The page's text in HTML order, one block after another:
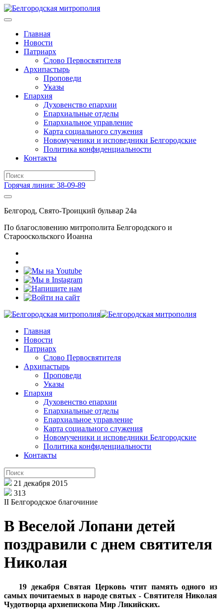
Главная
Новости
Патриарх
Слово Первосвятителя
Архипастырь
Проповеди
Указы
Епархия
Духовенство епархии
Епархиальные отделы
Епархиальное управление
Карта социального служения
Новомученики и исповедники Белгородские
Политика конфиденциальности
Контакты
Горячая линия: 38-09-89
Белгород, Свято-Троицкий бульвар 24а
По благословению митрополита Белгородского и
Старооскольского Иоанна
Главная
Новости
Патриарх
Слово Первосвятителя
Архипастырь
Проповеди
Указы
Епархия
Духовенство епархии
Епархиальные отделы
Епархиальное управление
Карта социального служения
Новомученики и исповедники Белгородские
Политика конфиденциальности
Контакты
21 декабря 2015
313
II Белгородское благочиние
В Веселой Лопани детей
поздравили с днем святителя
Николая
19 декабря Святая Церковь чтит память одного из
самых почитаемых в народе святых - Святителя Николая
Чудотворца архиепископа Мир Ликийских.